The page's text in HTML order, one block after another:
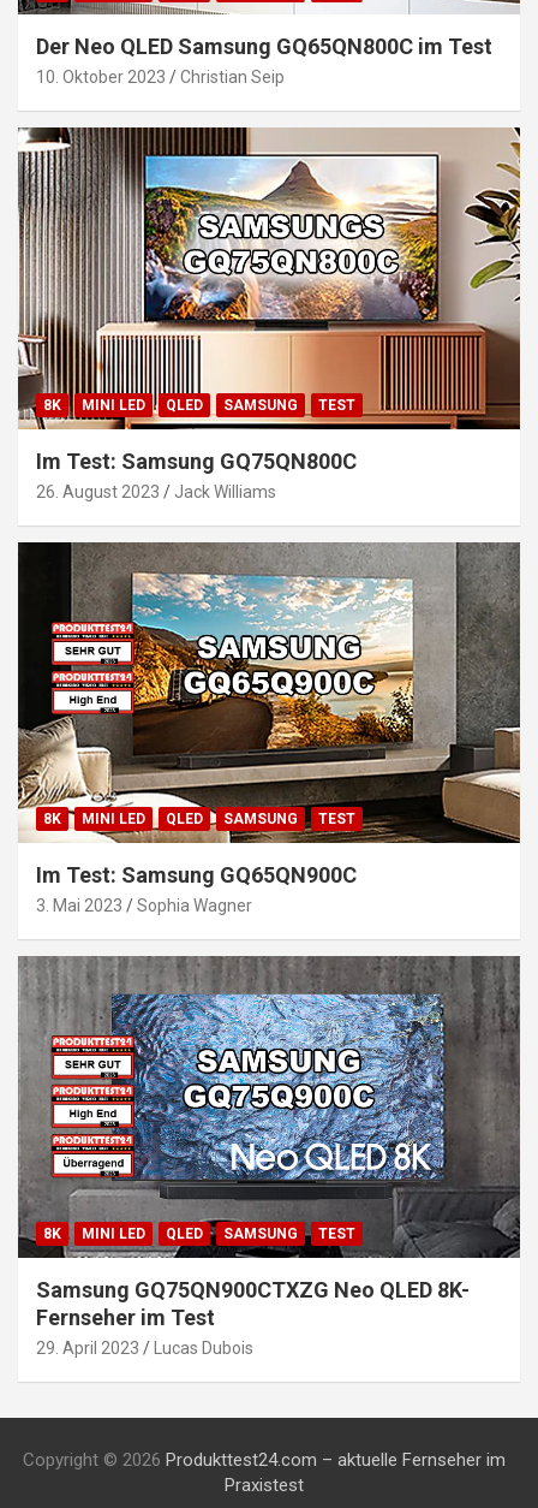
Der Neo QLED Samsung GQ65QN800C im Test
10. Oktober 2023 Christian Seip
8K MINI LED QLED SAMSUNG TEST
Im Test: Samsung GQ75QN800C
26. August 2023 Jack Williams
8K MINI LED QLED SAMSUNG TEST
Im Test: Samsung GQ65QN900C
3. Mai 2023 Sophia Wagner
8K MINI LED QLED SAMSUNG TEST
Samsung GQ75QN900CTXZG Neo QLED 8K-
Fernseher im Test
29. April 2023 Lucas Dubois
Copyright © 2026 Produkttest24.com – aktuelle Fernseher im
Praxistest